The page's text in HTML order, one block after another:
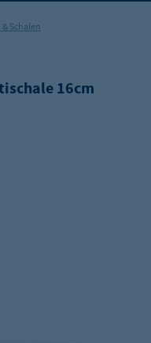
Schalen
16cm